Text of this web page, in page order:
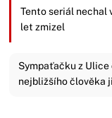
Tento seriál nechal
let zmizel
Sympaťačku z
nejbližšího člověka